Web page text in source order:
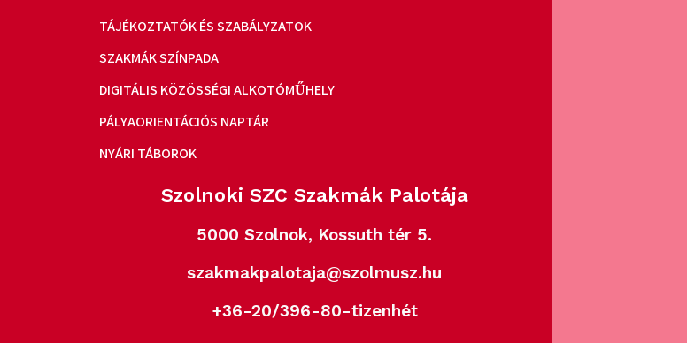
TÁJÉKOZTATÓK ÉS SZABÁLYZATOK
SZAKMÁK SZÍNPADA
DIGITÁLIS KÖZÖSSÉGI ALKOTÓMŰHELY
PÁLYAORIENTÁCIÓS NAPTÁR
NYÁRI TÁBOROK
Szolnoki SZC Szakmák Palotája
5000 Szolnok, Kossuth tér 5.
szakmakpalotaja@szolmusz.hu
+36-20/396-80-tizenhét